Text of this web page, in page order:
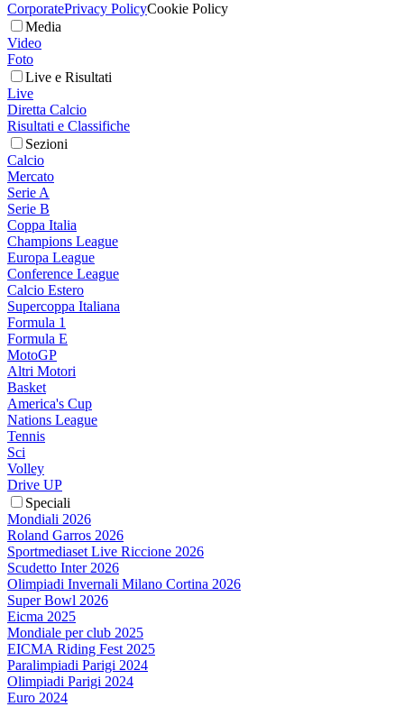
CorporatePrivacy PolicyCookie Policy
Media
Video
Foto
Live e Risultati
Live
Diretta Calcio
Risultati e Classifiche
Sezioni
Calcio
Mercato
Serie A
Serie B
Coppa Italia
Champions League
Europa League
Conference League
Calcio Estero
Supercoppa Italiana
Formula 1
Formula E
MotoGP
Altri Motori
Basket
America's Cup
Nations League
Tennis
Sci
Volley
Drive UP
Speciali
Mondiali 2026
Roland Garros 2026
Sportmediaset Live Riccione 2026
Scudetto Inter 2026
Olimpiadi Invernali Milano Cortina 2026
Super Bowl 2026
Eicma 2025
Mondiale per club 2025
EICMA Riding Fest 2025
Paralimpiadi Parigi 2024
Olimpiadi Parigi 2024
Euro 2024